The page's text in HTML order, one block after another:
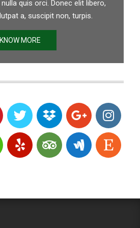
quis orci. Donec elit libero,
a, suscipit non, turpis.
KNOW MORE